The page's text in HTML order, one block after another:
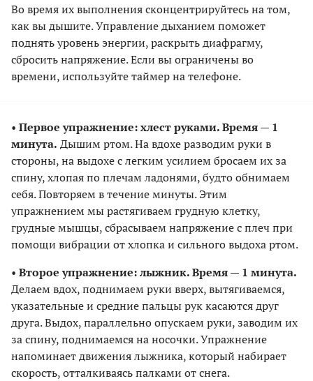
Во время их выполнения сконцентрируйтесь на том,
как вы дышите. Управление дыханием поможет
поднять уровень энергии, раскрыть диафрагму,
сбросить напряжение. Если вы ограничены во
времени, используйте таймер на телефоне.
• Первое упражнение: хлест руками. Время — 1
минута. Дышим ртом. На вдохе разводим руки в
стороны, на выдохе с легким усилием бросаем их за
спину, хлопая по плечам ладонями, будто обнимаем
себя. Повторяем в течение минуты. Этим
упражнением мы растягиваем грудную клетку,
грудные мышцы, сбрасываем напряжение с плеч при
помощи вибрации от хлопка и сильного выдоха ртом.
• Второе упражнение: лыжник. Время — 1 минута.
Делаем вдох, поднимаем руки вверх, вытягиваемся,
указательные и средние пальцы рук касаются друг
друга. Выдох, параллельно опускаем руки, заводим их
за спину, поднимаемся на носочки. Упражнение
напоминает движения лыжника, который набирает
скорость, отталкиваясь палками от снега.